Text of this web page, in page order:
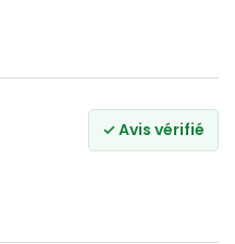
✓ Avis vérifié